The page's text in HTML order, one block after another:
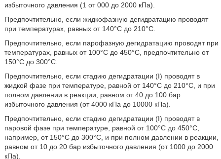
избыточного давления (1 от 000 до 2000 кПа).
Предпочтительно, если жидкофазную дегидратацию проводят
при температурах, равных от 140°С до 210°С.
Предпочтительно, если парофазную дегидратацию проводят при
температурах, равных от 100°С до 450°С, предпочтительно от
150°С до 300°С.
Предпочтительно, если стадию дегидратации (I) проводят в
жидкой фазе при температуре, равной от 140°С до 210°С, и при
полном давлении в реакции, равном от 40 до 100 бар
избыточного давления (от 4000 кПа до 10000 кПа).
Предпочтительно, если стадию дегидратации (I) проводят в
паровой фазе при температуре, равной от 100°С до 450°С,
например, от 150°С до 300°С, и при полном давлении в реакции,
равном от 10 до 20 бар избыточного давления (от 1000 до 2000
кПа).